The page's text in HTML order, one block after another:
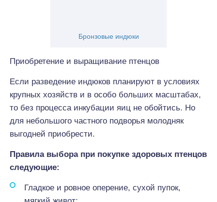
Бронзовые индюки
Приобретение и выращивание птенцов
Если разведение индюков планируют в условиях
крупных хозяйств и в особо больших масштабах,
то без процесса инкубации яиц не обойтись. Но
для небольшого частного подворья молодняк
выгодней приобрести.
Правила выбора при покупке здоровых птенцов
следующие:
Гладкое и ровное оперение, сухой пупок,